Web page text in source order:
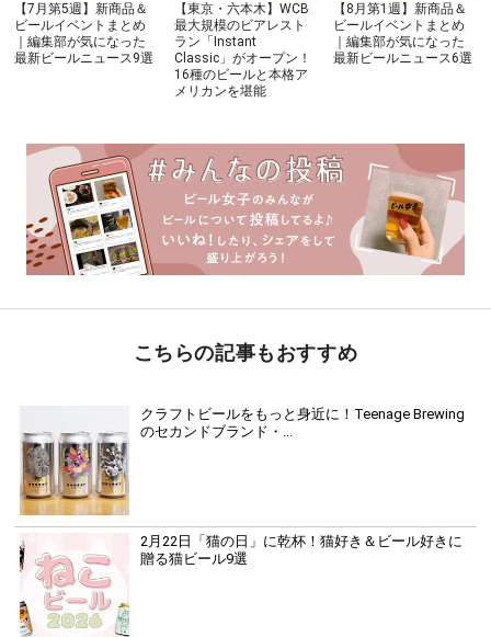
【7月第5週】新商品＆
ビールイベントまとめ
｜編集部が気になった
最新ビールニュース9選
【東京・六本木】WCB
最大規模のビアレスト
ラン「Instant
Classic」がオープン！
16種のビールと本格ア
メリカンを堪能
【8月第1週】新商品＆
ビールイベントまとめ
｜編集部が気になった
最新ビールニュース6選
こちらの記事もおすすめ
クラフトビールをもっと身近に！Teenage Brewing
のセカンドブランド・...
2月22日「猫の日」に乾杯！猫好き＆ビール好きに
贈る猫ビール9選